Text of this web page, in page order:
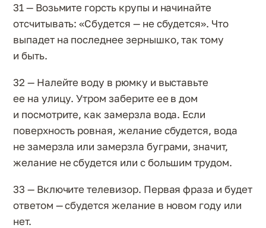
31 — Возьмите горсть крупы и начинайте
отсчитывать: «Сбудется — не сбудется». Что
выпадет на последнее зернышко, так тому
и быть.
32 — Налейте воду в рюмку и выставьте
ее на улицу. Утром заберите ее в дом
и посмотрите, как замерзла вода. Если
поверхность ровная, желание сбудется, вода
не замерзла или замерзла буграми, значит,
желание не сбудется или с большим трудом.
33 — Включите телевизор. Первая фраза и будет
ответом — сбудется желание в новом году или
нет.